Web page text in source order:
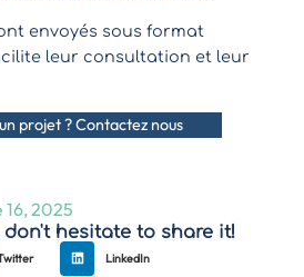
envoyés sous format
leur consultation et leur
projet ? Contactez nous
2025
don't hesitate to share it!
LinkedIn